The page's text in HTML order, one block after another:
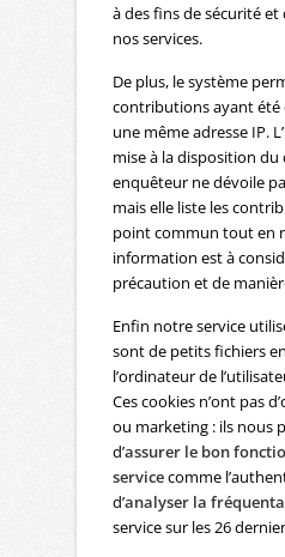
à des fins de sécurité et
nos services.
De plus, le système
contributions ayant été
une même adresse IP.
mise à la disposition du
enquêteur ne dévoile
mais elle liste les
point commun tout en
information est à
précaution et de
Enfin notre service
sont de petits fichiers
l’ordinateur de
Ces cookies n’ont pas
ou marketing : ils nous
d’assurer le bon
servicecomme
d’analyser la
service sur les 26